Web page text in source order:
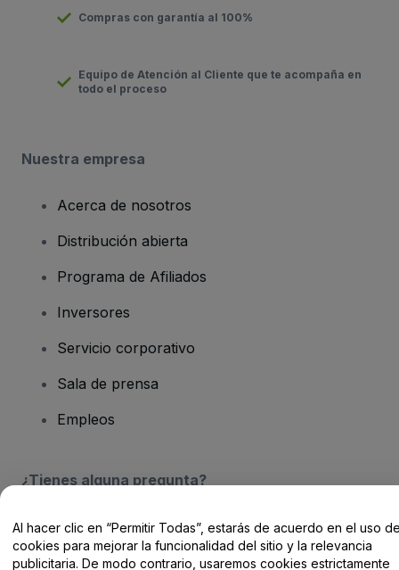
Compras con garantía al 100%
Equipo de Atención al Cliente que te acompaña en
todo el proceso
Nuestra empresa
Acerca de nosotros
Distribución abierta
Programa de Afiliados
Inversores
Servicio corporativo
Sala de prensa
Empleos
¿Tienes alguna pregunta?
Centro de Ayuda / Contacto
Al hacer clic en “Permitir Todas”, estarás de acuerdo en el uso
cookies para mejorar la funcionalidad del sitio y la relevancia
publicitaria. De modo contrario, usaremos cookies estrictamente